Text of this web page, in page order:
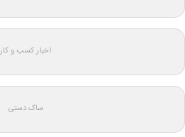
اخبار کسب و کار
ساک دستی